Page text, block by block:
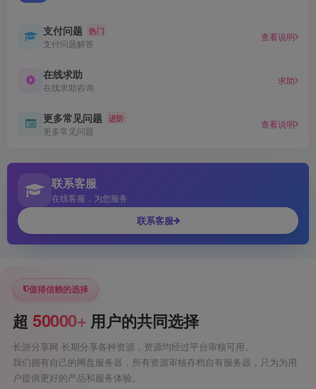
支付问题 热门
支付问题解答
查看说明
在线求助
在线求助咨询
求助
更多常见问题 进阶
更多常见问题
查看说明
联系客服
在线客服，为您服务
联系客服
值得信赖的选择
超50000+ 用户的共同选择
长游分享网 长期分享各种资源，资源均经过平台审核可用。
我们拥有自己的网盘服务器，所有资源审核存档自有服务器，只为为用
户提供更好的产品和服务体验。